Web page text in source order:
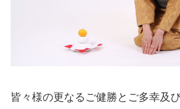
皆々様の更なるご健勝とご多幸及